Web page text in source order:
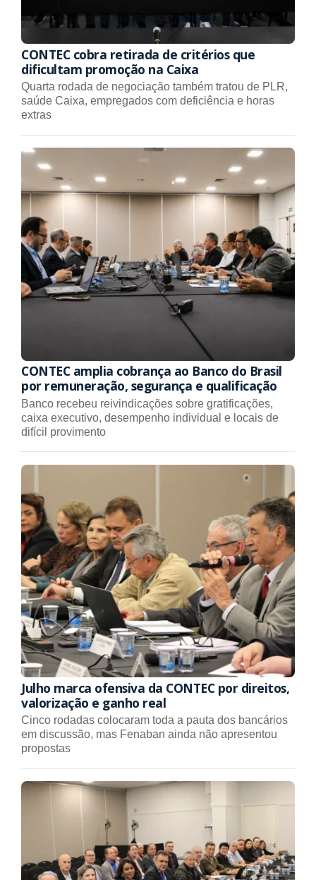
CONTEC cobra retirada de critérios que
dificultam promoção na Caixa
Quarta rodada de negociação também tratou de PLR,
saúde Caixa, empregados com deficiência e horas
extras
CONTEC amplia cobrança ao Banco do Brasil
por remuneração, segurança e qualificação
Banco recebeu reivindicações sobre gratificações,
caixa executivo, desempenho individual e locais de
difícil provimento
Julho marca ofensiva da CONTEC por direitos,
valorização e ganho real
Cinco rodadas colocaram toda a pauta dos bancários
em discussão, mas Fenaban ainda não apresentou
propostas